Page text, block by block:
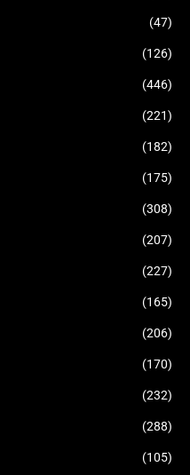
(47)
(126)
(446)
(221)
(182)
(175)
(308)
(207)
(227)
(165)
(206)
(170)
(232)
(288)
(105)